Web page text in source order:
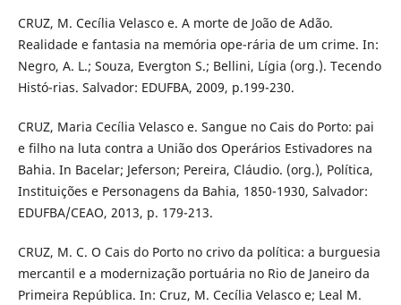
CRUZ, M. Cecília Velasco e. A morte de João de Adão.
Realidade e fantasia na memória ope-rária de um crime. In:
Negro, A. L.; Souza, Evergton S.; Bellini, Lígia (org.). Tecendo
Histó-rias. Salvador: EDUFBA, 2009, p.199-230.
CRUZ, Maria Cecília Velasco e. Sangue no Cais do Porto: pai
e filho na luta contra a União dos Operários Estivadores na
Bahia. In Bacelar; Jeferson; Pereira, Cláudio. (org.), Política,
Instituições e Personagens da Bahia, 1850-1930, Salvador:
EDUFBA/CEAO, 2013, p. 179-213.
CRUZ, M. C. O Cais do Porto no crivo da política: a burguesia
mercantil e a modernização portuária no Rio de Janeiro da
Primeira República. In: Cruz, M. Cecília Velasco e; Leal M.